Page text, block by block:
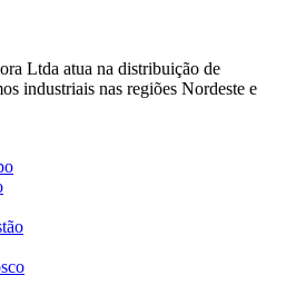
Ltda atua na distribuição de
industriais nas regiões Nordeste e